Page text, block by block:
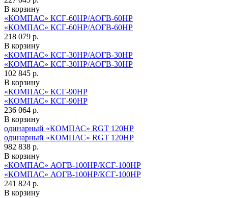
В корзину
«КОМПАС» КСГ-60НР/АОГВ-60НР
«КОМПАС» КСГ-60НР/АОГВ-60НР
218 079 р.
В корзину
«КОМПАС» КСГ-30НР/АОГВ-30НР
«КОМПАС» КСГ-30НР/АОГВ-30НР
102 845 р.
В корзину
«КОМПАС» КСГ-90НР
«КОМПАС» КСГ-90НР
236 064 р.
В корзину
одинарный «КОМПАС» RGT 120HP
одинарный «КОМПАС» RGT 120HP
982 838 р.
В корзину
«КОМПАС» АОГВ-100НР/КСГ-100НР
«КОМПАС» АОГВ-100НР/КСГ-100НР
241 824 р.
В корзину